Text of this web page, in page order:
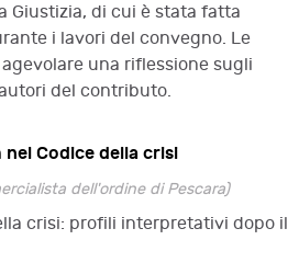
Giustizia, di cui è stata fatta
i lavori del convegno. Le
una riflessione sugli
del contributo.
Codice della crisi
dell'ordine di Pescara)
crisi: profili interpretativi dopo il